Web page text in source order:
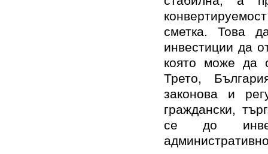
сметка. Това
инвестиции да
която може да
Трето,
законова и
граждански,
се до